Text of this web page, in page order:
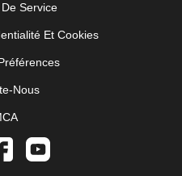
Service
Et Cookies
Nous